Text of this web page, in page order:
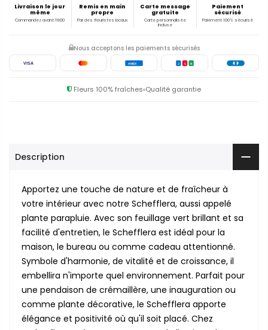
Livraison le jour
même
Commandez avant 19:00
Remis en main
propre
Par des fleuristes locaux
Carte message
gratuite
Carte personnalisée
incluse
Paiement
sécurisé
Paiement 100% sécurisé
Nous acceptons les paiements sécurisés
VISA AMEX J C B
Fleurs 100% fraîches Qualité garantie
Description
Apportez une touche de nature et de fraîcheur à
votre intérieur avec notre Schefflera, aussi appelé
plante parapluie. Avec son feuillage vert brillant et sa
facilité d'entretien, le Schefflera est idéal pour la
maison, le bureau ou comme cadeau attentionné.
Symbole d'harmonie, de vitalité et de croissance, il
embellira n'importe quel environnement. Parfait pour
une pendaison de crémaillère, une inauguration ou
comme plante décorative, le Schefflera apporte
élégance et positivité où qu'il soit placé. Chez